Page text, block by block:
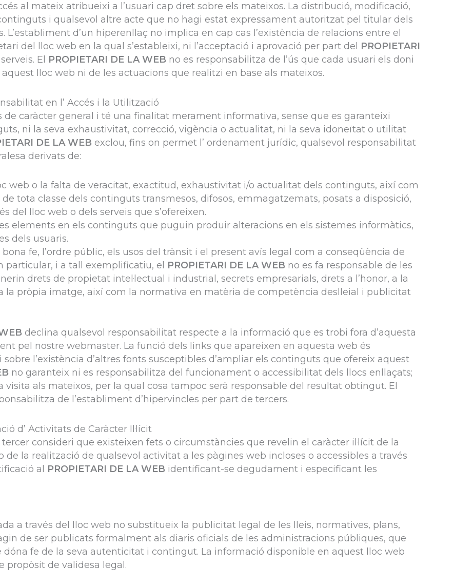
al mateix atribueixi a l’usuari cap dret sobre els mateixos. La distribució, modificació,
i qualsevol altre acte que no hagi estat expressament autoritzat pel titular dels
L’establiment d’un hiperenllaç no implica en cap cas l’existència de relacions entre el
del lloc web en la qual s’estableixi, ni l’acceptació i aprovació per part del PROPIETARI
El PROPIETARI DE LA WEB no es responsabilitza de l’ús que cada usuari els doni
lloc web ni de les actuacions que realitzi en base als mateixos.
en l’ Accés i la Utilització
caràcter general i té una finalitat merament informativa, sense que es garanteixi
ni la seva exhaustivitat, correcció, vigència o actualitat, ni la seva idoneïtat o utilitat
DE LA WEB exclou, fins on permet l’ ordenament jurídic, qualsevol responsabilitat
derivats de:
web o la falta de veracitat, exactitud, exhaustivitat i/o actualitat dels continguts, així com
de tota classe dels continguts transmesos, difosos, emmagatzemats, posats a disposició,
del lloc web o dels serveis que s’ofereixen.
elements en els continguts que puguin produir alteracions en els sistemes informàtics,
dels usuaris.
fe, l’ordre públic, els usos del trànsit i el present avís legal com a conseqüència de
particular, i a tall exemplificatiu, el PROPIETARI DE LA WEB no es fa responsable de les
drets de propietat intel·lectual i industrial, secrets empresarials, drets a l’honor, a la
la pròpia imatge, així com la normativa en matèria de competència deslleial i publicitat
declina qualsevol responsabilitat respecte a la informació que es trobi fora d’aquesta
pel nostre webmaster. La funció dels links que apareixen en aquesta web és
l’existència d’altres fonts susceptibles d’ampliar els continguts que ofereix aquest
no garanteix ni es responsabilitza del funcionament o accessibilitat dels llocs enllaçats;
als mateixos, per la qual cosa tampoc serà responsable del resultat obtingut. El
de l’establiment d’hipervincles per part de tercers.
d’ Activitats de Caràcter Il·lícit
consideri que existeixen fets o circumstàncies que revelin el caràcter il·lícit de la
la realització de qualsevol activitat a les pàgines web incloses o accessibles a través
al PROPIETARI DE LA WEB identificant-se degudament i especificant les
a través del lloc web no substitueix la publicitat legal de les lleis, normatives, plans,
de ser publicats formalment als diaris oficials de les administracions públiques, que
fe de la seva autenticitat i contingut. La informació disponible en aquest lloc web
propòsit de validesa legal.